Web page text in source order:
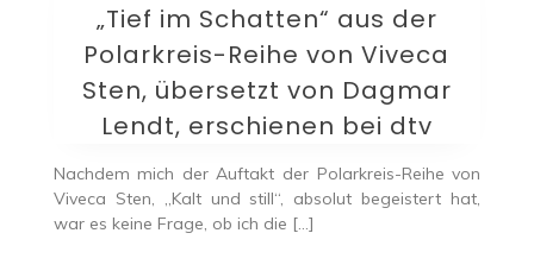
„Tief im Schatten“ aus der
Polarkreis-Reihe von Viveca
Sten, übersetzt von Dagmar
Lendt, erschienen bei dtv
Nachdem mich der Auftakt der Polarkreis-Reihe von
Viveca Sten, „Kalt und still“, absolut begeistert hat,
war es keine Frage, ob ich die […]